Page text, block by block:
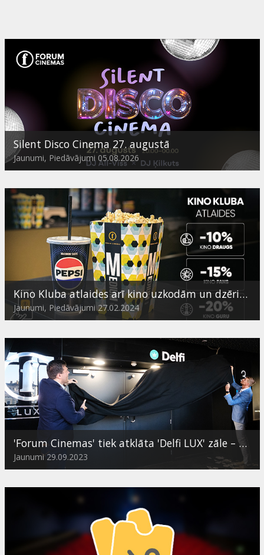
Silent Disco Cinema 27. augustā
Jaunumi, Piedāvājumi 05.08.2026
Kino Kluba atlaides arī kino uzkodām un dzērieniem
Jaunumi, Piedāvājumi 27.02.2024
'Forum Cinemas' tiek atklāta 'Delfi LUX' zāle – turpmāk trešdienās abonentiem kino par puscenu
Jaunumi 29.09.2023